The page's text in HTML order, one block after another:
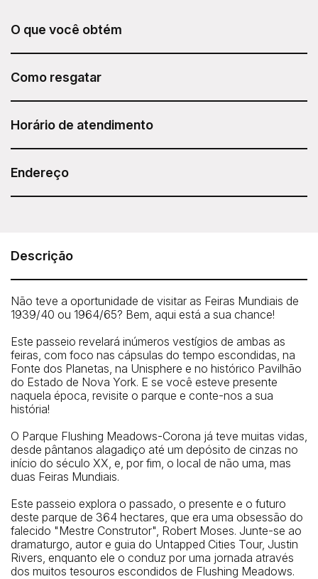
O que você obtém
Untapped New York está incluído no seu Sesame
Attraction Pass.
Como resgatar
conta para reservar seu ingresso.
Horário de atendimento
Duração: 2 horas
Endereço
Meeting Point: The group meets at the David Dinkin’s
Circle, right outside the park and US Tennis Association
entrance. Your guide will be standing by the picnic tables
How To Get There: By Subway: 7 train to the Mets-Willets
By car: we recommend you park at the Queens Museum,
where we will end this tour. The meeting location is less
than 10 minutes walk from the Queens Museum
Descrição
Não teve a oportunidade de visitar as Feiras Mundiais de
1939/40 ou 1964/65? Bem, aqui está a sua chance!
Este passeio revelará inúmeros vestígios de ambas as
feiras, com foco nas cápsulas do tempo escondidas, na
Fonte dos Planetas, na Unisphere e no histórico Pavilhão
do Estado de Nova York. E se você esteve presente
naquela época, revisite o parque e conte-nos a sua
história!
O Parque Flushing Meadows-Corona já teve muitas vidas,
desde pântanos alagadiço até um depósito de cinzas no
início do século XX, e, por fim, o local de não uma, mas
duas Feiras Mundiais.
Este passeio explora o passado, o presente e o futuro
deste parque de 364 hectares, que era uma obsessão do
falecido "Mestre Construtor", Robert Moses. Junte-se ao
dramaturgo, autor e guia do Untapped Cities Tour, Justin
Rivers, enquanto ele o conduz por uma jornada através
dos muitos tesouros escondidos de Flushing Meadows.